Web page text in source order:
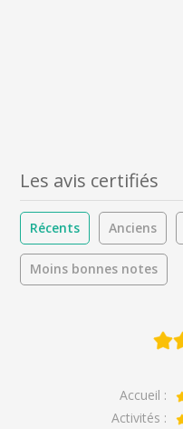
Les avis certifiés
Récents Anciens
Moins bonnes notes
Accueil :
Activités :